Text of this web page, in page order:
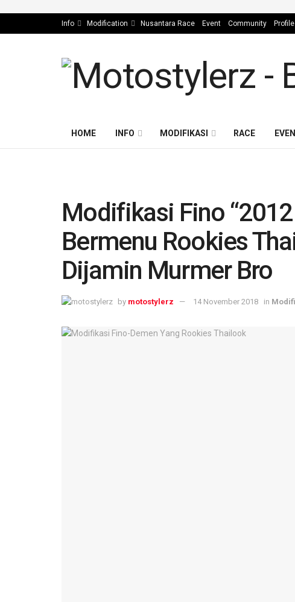
Info Modification Nusantara Race Event Community Profile
HOME INFO MODIFIKASI RACE
Modifikasi Fino
Bermenu Rookies
Dijamin Murmer Bro
by motostylerz 14 November 2018 in